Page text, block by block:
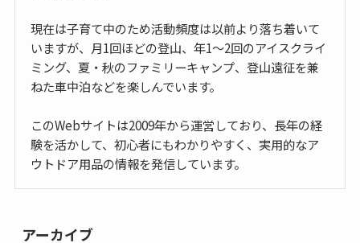
現在は子育て中のため活動頻度は以前より落ち着いて
いますが、月1回ほどの登山、年1〜2回のアイスクライ
ミング、夏・秋のファミリーキャンプ、登山遠征を兼
ねた車中泊などを楽しんでいます。
このWebサイトは2009年から運営しており、長年の経
験を活かして、初心者にもわかりやすく、実用的なア
ウトドア用品の情報を発信しています。
アーカイブ